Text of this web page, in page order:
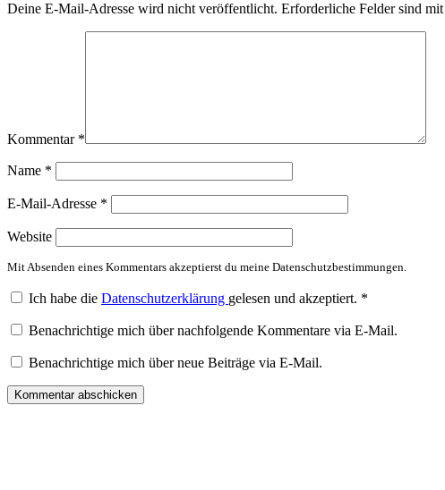
Deine E-Mail-Adresse wird nicht veröffentlicht. Erforderliche Felder sind mit
Kommentar *
Name *
E-Mail-Adresse *
Website
Mit Absenden eines Kommentars akzeptierst du meine Datenschutzbestimmungen.
Ich habe die Datenschutzerklärung gelesen und akzeptiert. *
Benachrichtige mich über nachfolgende Kommentare via E-Mail.
Benachrichtige mich über neue Beiträge via E-Mail.